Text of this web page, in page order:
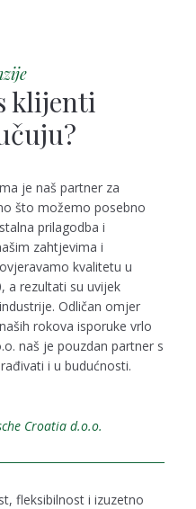
klijenti
je naš partner za
što možemo posebno
prilagodba i
zahtjevima i
kvalitetu u
a rezultati su uvijek
Odličan omjer
rokova isporuke vrlo
naš je pouzdan partner s
i u budućnosti.
Croatia d.o.o.
fleksibilnost i izuzetno